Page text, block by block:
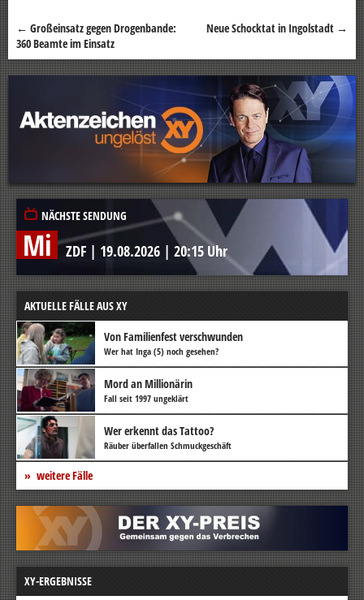
Beitragsnavigation
← Großeinsatz gegen Drogenbande:
360 Beamte im Einsatz
Neue Schocktat in Ingolstadt →
NÄCHSTE SENDUNG
Mi ZDF | 19.08.2026 | 20:15 Uhr
AKTUELLE FÄLLE AUS XY
Von Familienfest verschwunden
Wer hat Inga (5) noch gesehen?
Mord an Millionärin
Fall seit 1997 ungeklärt
Wer erkennt das Tattoo?
Räuber überfallen Schmuckgeschäft
weitere Fälle
XY-ERGEBNISSE